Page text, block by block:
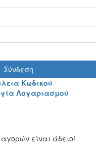
Σύνδεση
Κωδικού
Λογαριασμού
είναι άδειο!